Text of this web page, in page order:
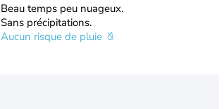
Beau temps peu nuageux.
Sans précipitations.
Aucun risque de pluie